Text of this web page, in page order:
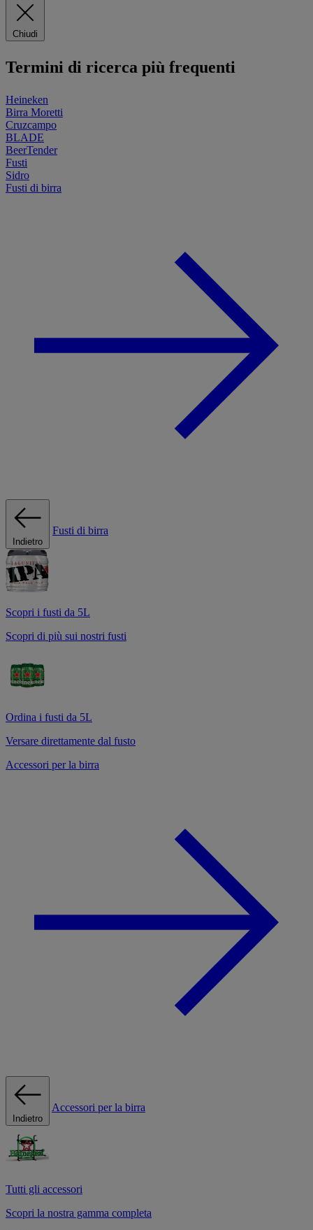
Chiudi
Termini di ricerca più frequenti
Heineken
Birra Moretti
Cruzcampo
BLADE
BeerTender
Fusti
Sidro
Fusti di birra
Indietro
Fusti di birra
Scopri i fusti da 5L
Scopri di più sui nostri fusti
Ordina i fusti da 5L
Versare direttamente dal fusto
Accessori per la birra
Indietro
Accessori per la birra
Tutti gli accessori
Scopri la nostra gamma completa